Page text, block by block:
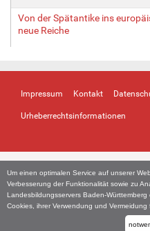
Um einen optimalen Service auf unserer
Verbesserung der Funktionalität sowie zu
Landesbildungsservers Baden-
Cookies, ihrer Verwendung und
Von der Spätantike ins
neue Reiche
Impressum Kontakt
Urheberrechtsinformationen